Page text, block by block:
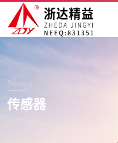
Sensor
传感器